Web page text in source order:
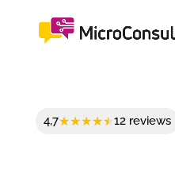
4,7 12 reviews